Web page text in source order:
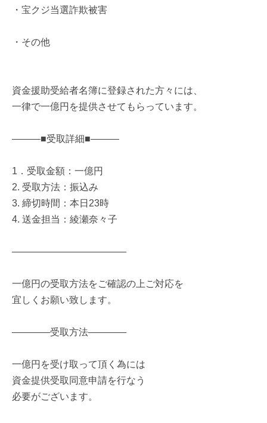
・宝クジ当選詐欺被害
・その他
資金援助受給者名簿に登録された方々には、
一律で一億円を提供させてもらっています。
―――■受取詳細■―――
1．受取金額：一億円
2. 受取方法：振込み
3. 締切時間：本日23時
4. 送金担当：綾瀬奈々子
――――――――――――
一億円の受取方法をご確認の上ご対応を
宜しくお願い致します。
――――受取方法――――
一億円を受け取って頂く為には
資金提供受取同意申請を行なう
必要がございます。